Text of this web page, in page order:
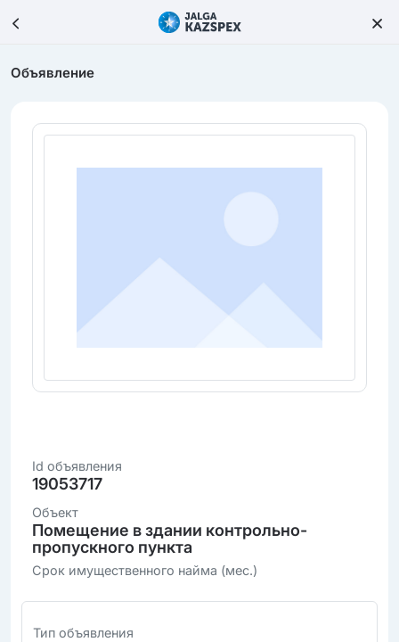
Объявление
Id объявления
19053717
Объект
Помещение в здании контрольно-
пропускного пункта
Срок имущественного найма (мес.)
Тип объявления